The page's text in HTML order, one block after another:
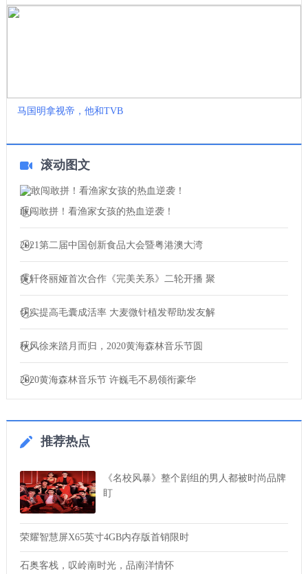
马国明拿视帝，他和TVB
滚动图文
敢闯敢拼！看渔家女孩的热血逆袭！
2021第二届中国创新食品大会暨粤港澳大湾
黄轩佟丽娅首次合作《完美关系》二轮开播 聚
切实提高毛囊成活率 大麦微针植发帮助发友解
秋风徐来踏月而归，2020黄海森林音乐节圆
2020黄海森林音乐节 许巍毛不易领衔豪华
推荐热点
《名校风暴》整个剧组的男人都被时尚品牌
盯
荣耀智慧屏X65英寸4GB内存版首销限时
石奥客栈，叹岭南时光，品南洋情怀